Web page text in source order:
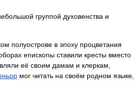
группой духовенства и
полуострове в эпоху процветания
епископы ставили кресты вместо
её своим дамам и клеркам,
мог читать на своём родном языке,